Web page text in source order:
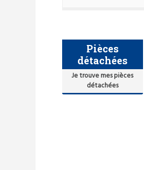
Pièces
détachées
Je trouve mes pièces
détachées